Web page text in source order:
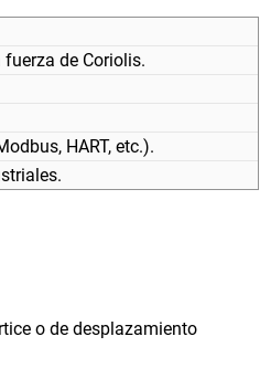
de Coriolis.
HART, etc.).
o de desplazamiento